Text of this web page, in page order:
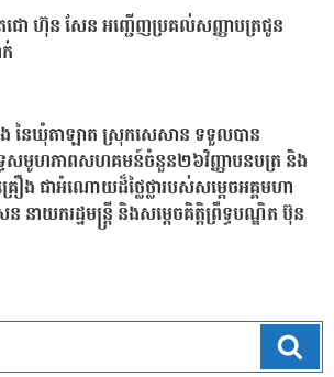
តេជោ ហ៊ុន សែន អញ្ជើញប្រគល់សញ្ញាបត្រជូន
ង នៃឃុំតាឡាត ស្រុកសេសាន ទទួលបាន
ធសមូហភាពសហគមន៍ចំនួន២៦វិញ្ញាបនបត្រ និង
ង ជាអំណោយដ៏ថ្លៃថ្លារបស់សម្តេចអគ្គមហា
ាយករដ្ឋមន្រ្តី និងសម្តេចគិត្តិព្រឹទ្ធបណ្ឌិត ប៊ុន